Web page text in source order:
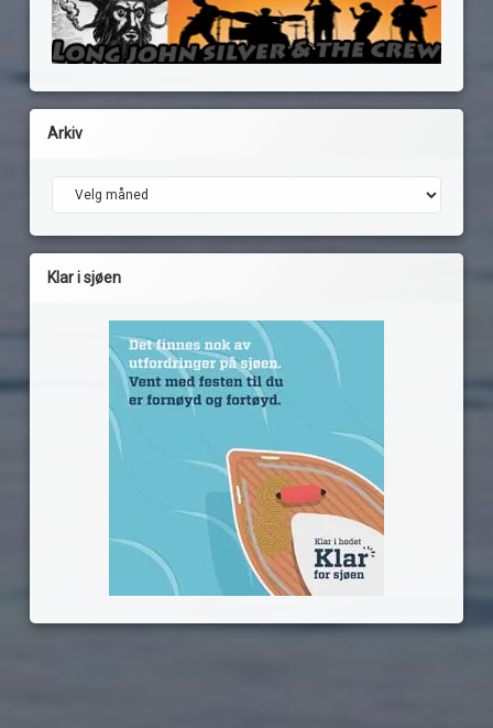
Arkiv
Arkiv
Klar i sjøen